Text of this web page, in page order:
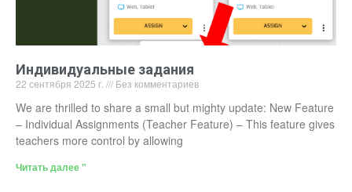
Индивидуальные задания
22 сентября 2025 г. Без комментариев
We are thrilled to share a small but mighty update: New Feature
– Individual Assignments (Teacher Feature) – This feature gives
teachers more control by allowing
Читать далее "